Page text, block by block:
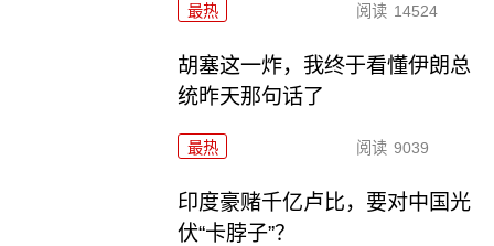
最热 阅读 14524
胡塞这一炸，我终于看懂伊朗总
统昨天那句话了
最热 阅读 9039
印度豪赌千亿卢比，要对中国光
伏“卡脖子”？